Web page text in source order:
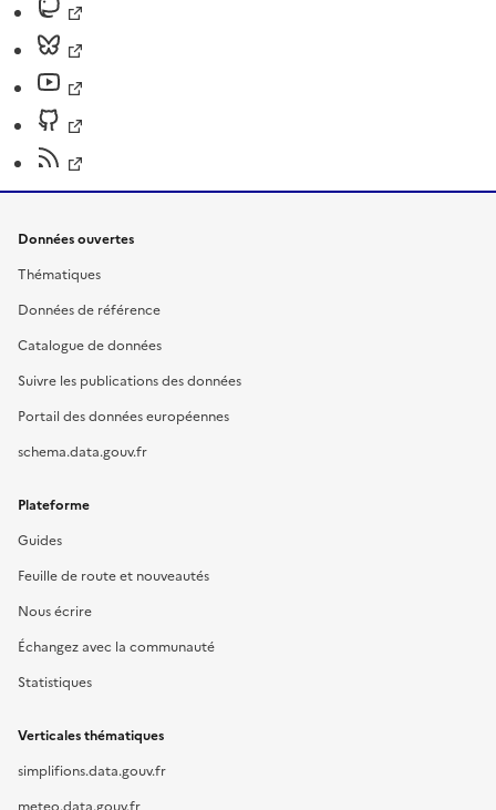
Données ouvertes
Thématiques
Données de référence
Catalogue de données
Suivre les publications des données
Portail des données européennes
schema.data.gouv.fr
Plateforme
Guides
Feuille de route et nouveautés
Nous écrire
Échangez avec la communauté
Statistiques
Verticales thématiques
simplifions.data.gouv.fr